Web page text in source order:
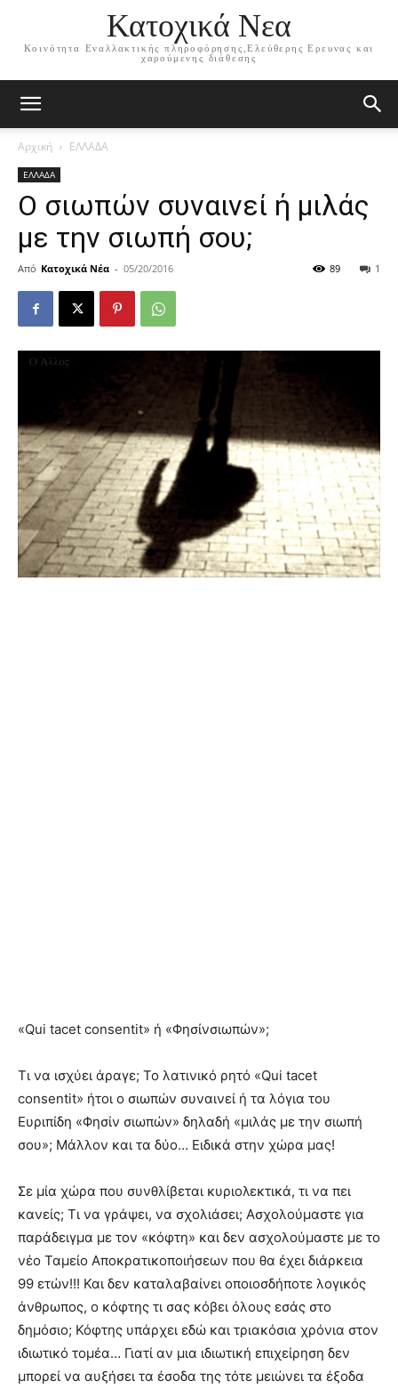
Κατοχικά Νεα
Κοινότητα Εναλλακτικής πληροφόρησης,Ελεύθερης Ερευνας και
χαρούμενης διάθεσης
Αρχική ΕΛΛΑΔΑ
ΕΛΛΑΔΑ
Ο σιωπών συναινεί ή μιλάς
με την σιωπή σου;
Από Κατοχικά Νέα - 05/20/2016 1
89
«Qui tacet consentit» ή «Φησίνσιωπών»;
Τι να ισχύει άραγε; Το λατινικό ρητό «Qui tacet
consentit» ήτοι ο σιωπών συναινεί ή τα λόγια του
Ευριπίδη «Φησίν σιωπών» δηλαδή «μιλάς με την σιωπή
σου»; Μάλλον και τα δύο… Ειδικά στην χώρα μας!
Σε μία χώρα που συνθλίβεται κυριολεκτικά, τι να πει
κανείς; Τι να γράψει, να σχολιάσει; Ασχολούμαστε για
παράδειγμα με τον «κόφτη» και δεν ασχολούμαστε με το
νέο Ταμείο Αποκρατικοποιήσεων που θα έχει διάρκεια
99 ετών!!! Και δεν καταλαβαίνει οποιοσδήποτε λογικός
άνθρωπος, ο κόφτης τι σας κόβει όλους εσάς στο
δημόσιο; Κόφτης υπάρχει εδώ και τριακόσια χρόνια στον
ιδιωτικό τομέα… Γιατί αν μια ιδιωτική επιχείρηση δεν
μπορεί να αυξήσει τα έσοδα της τότε μειώνει τα έξοδα